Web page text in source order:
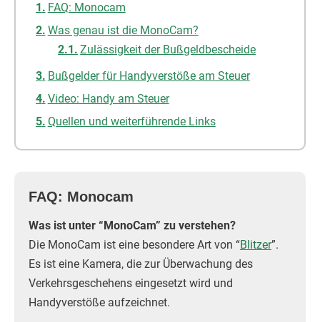
FAQ: Monocam
Was genau ist die MonoCam?
Zulässigkeit der Bußgeldbescheide
Bußgelder für Handyverstöße am Steuer
Video: Handy am Steuer
Quellen und weiterführende Links
FAQ: Monocam
Was ist unter “MonoCam” zu verstehen?
Die MonoCam ist eine besondere Art von “Blitzer”.
Es ist eine Kamera, die zur Überwachung des
Verkehrsgeschehens eingesetzt wird und
Handyverstöße aufzeichnet.